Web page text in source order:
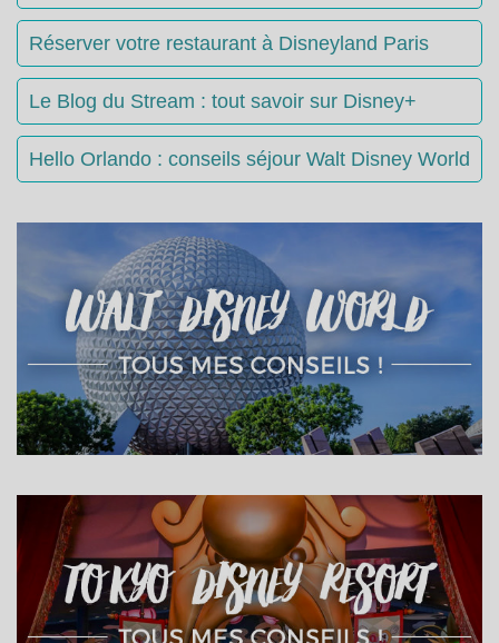
Réserver votre restaurant à Disneyland Paris
Le Blog du Stream : tout savoir sur Disney+
Hello Orlando : conseils séjour Walt Disney World